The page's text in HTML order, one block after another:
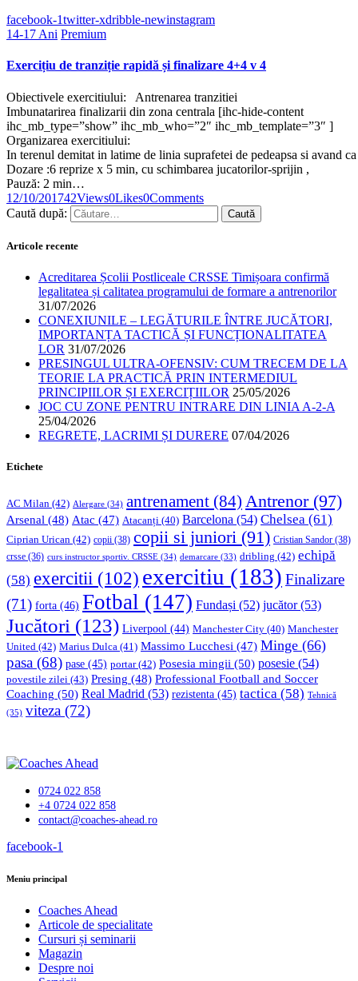
facebook-1twitter-xdribble-newinstagram
14-17 Ani Premium
Exercițiu de tranziție rapidă și finalizare 4+4 v 4
Obiectivele exercitiului: Antrenarea tranzitiei
Imbunatarirea finalizarii din zona centrala [ihc-hide-content
ihc_mb_type=”show” ihc_mb_who=”2″ ihc_mb_template=”3″ ]
Organizarea exercitiului:
In terenul demitat in latime de linia suprafetei de pedeapsa si avand
Dozare :6 reprize x 5 min, cu schimbarea jucatorilor-sprijin ,
Pauză: 2 min…
12/10/201742Views0Likes0Comments
Caută după:
Articole recente
Acreditarea Școlii Postliceale CRSSE Timișoara confirmă
legalitatea și calitatea programului de formare a antrenorilor
31/07/2026
CONEXIUNILE – LEGĂTURILE ÎNTRE JUCĂTORI,
IMPORTANȚA TACTICĂ ȘI FUNCȚIONALITATEA
LOR 31/07/2026
PRESINGUL ULTRA-OFENSIV: CUM TRECEM DE LA
TEORIE LA PRACTICĂ PRIN INTERMEDIUL
PRINCIPIILOR ȘI EXERCIȚIILOR 25/05/2026
JOC CU ZONE PENTRU INTRARE DIN LINIA A-2-A
25/04/2026
REGRETE, LACRIMI ȘI DURERE 07/04/2026
Etichete
AC Milan (42) Alergare (34) antrenament (84) Antrenor(97)
Arsenal (48) Atac (47) Atacanți (40) Barcelona (54) Chelsea (61)
Ciprian Urican (42) copii (38) copii si juniori (91) Cristian Sandor (38)
crsse (36) curs instructor sportiv. CRSSE (34) demarcare (33) dribling (42) echipă
(58) exercitii (102) exercitiu (183) Finalizare
(71) forta (46) Fotbal (147) Fundași (52) jucător(53)
Jucători (123) Liverpool (44) Manchester City (40) Manchester
United (42) Marius Dulca (41) Massimo Lucchesi (47) Minge (66)
pasa (68) pase (45) portar(42) Posesia mingii (50) posesie (54)
povestile zilei (43) Presing (48) Professional Football and Soccer
Coaching (50) Real Madrid (53) rezistenta (45) tactica (58) Tehnică
(35) viteza (72)
0724 022 858
+4 0724 022 858
contact@coaches-ahead.ro
facebook-1
Meniu principal
Coaches Ahead
Articole de specialitate
Cursuri și seminarii
Magazin
Despre noi